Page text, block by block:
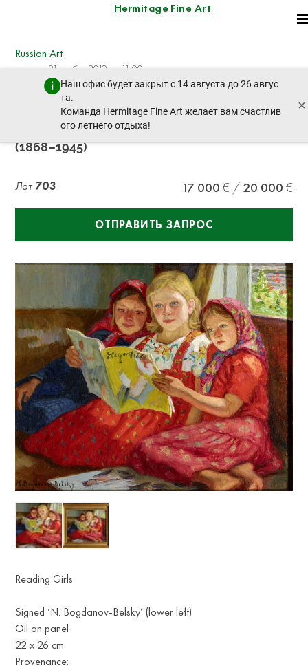
Hermitage Fine Art
Наш офис будет закрыт с 14 августа до 26 авгус
та.
Команда Hermitage Fine Art желает вам счастлив
ого летнего отдыха!
×
Russian Art
четверг, 21 ноября 2019 г. - 11:00
пред. лот след. лот
NIKOLAI PETROVICH BOGDANOV-BELSKY
(1868–1945)
Лот 703 17 000 20 000
ОТПРАВИТЬ ЗАПРОС
Reading Girls
Signed ‘N. Bogdanov-Belsky’ (lower left)
Oil on panel
22 x 26 cm
Provenance: